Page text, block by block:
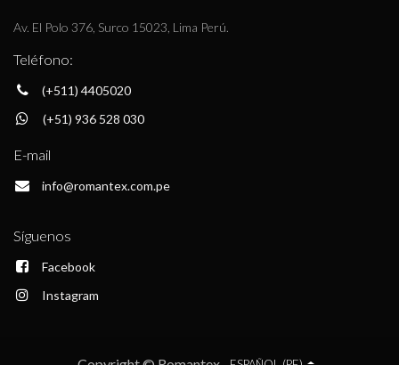
Av. El Polo 376, Surco 15023, Lima Perú.
Teléfono:
(+511) 4405020
(+51) 936 528 030
E-mail
info@romantex.com.pe
Síguenos
Facebook
Instagram